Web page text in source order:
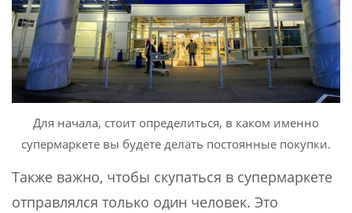
Для начала, стоит определиться, в каком именно
супермаркете вы будете делать постоянные покупки.
Также важно, чтобы скупаться в супермаркете
отправлялся только один человек. Это